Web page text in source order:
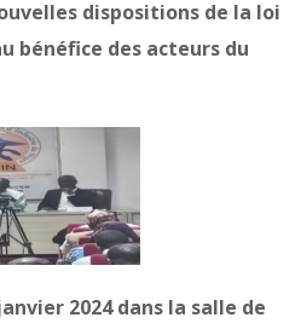
dispositions de la loi
bénéfice des acteurs du
2024 dans la salle de